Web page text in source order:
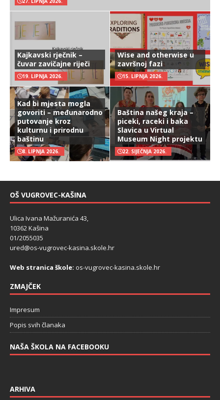
Kajkavski rječnik –
čuvar zavičajne riječi
19. LIPNJA 2026.
Wise and otherwise u
završnoj fazi
15. LIPNJA 2026.
Kad bi mjesta mogla
govoriti – međunarodno
putovanje kroz
kulturnu i prirodnu
baštinu
8. LIPNJA 2026.
Baština našeg kraja –
piceki, raceki i baka
Slavica u Virtual
Museum Night projektu
22. SIJEČNJA 2026.
OŠ VUGROVEC-KAŠINA
Ulica Ivana Mažuranića 43,
10362 Kašina
01/2055035
ured@os-vugrovec-kasina.skole.hr
Web stranica škole: os-vugrovec-kasina.skole.hr
ZMAJČEK
Impresum
Popis svih članaka
NAŠA ŠKOLA NA FACEBOOKU
ARHIVA